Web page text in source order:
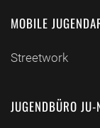
MOBILE
Streetwork
JUGENDBÜRO JU-